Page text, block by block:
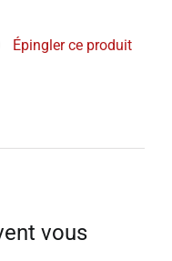
Épingler ce produit